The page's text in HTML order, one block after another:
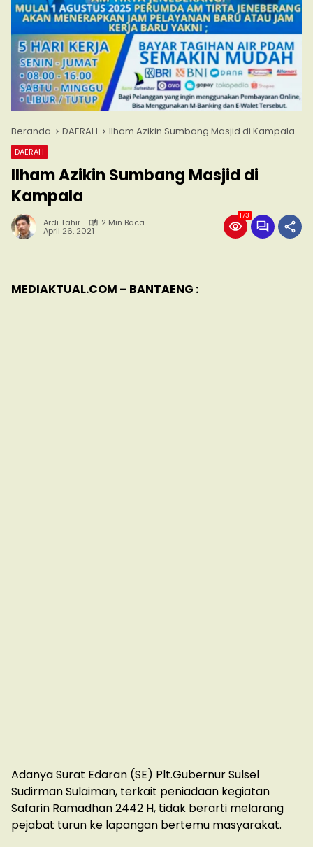
Beranda DAERAH Ilham Azikin Sumbang Masjid di Kampala
DAERAH
Ilham Azikin Sumbang Masjid di
Kampala
Ardi Tahir 2 Min Baca
April 26, 2021
173
MEDIAKTUAL.COM – BANTAENG :
Adanya Surat Edaran (SE) Plt.Gubernur Sulsel
Sudirman Sulaiman, terkait peniadaan kegiatan
Safarin Ramadhan 2442 H, tidak berarti melarang
pejabat turun ke lapangan bertemu masyarakat.